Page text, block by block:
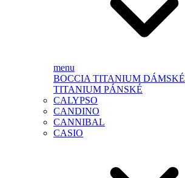
menu
BOCCIA TITANIUM DÁMSKÉ
TITANIUM PÁNSKÉ
CALYPSO
CANDINO
CANNIBAL
CASIO